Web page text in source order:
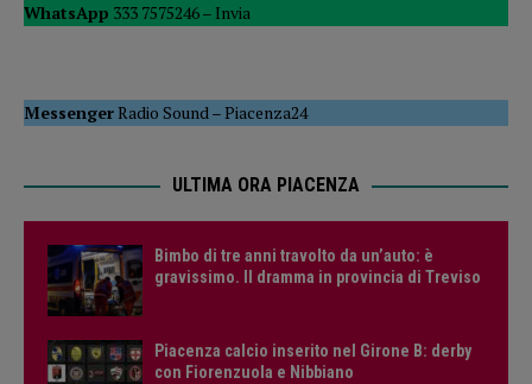
WhatsApp 333 7575246 – Invia
MessengerRadio Sound–Piacenza24
ULTIMA ORA PIACENZA
Bimbo di tre anni travolto da un’auto: è
gravissimo. Il dramma in provincia di Treviso
Piacenza calcio inserito nel Girone B: derby
con Fiorenzuola e Nibbiano